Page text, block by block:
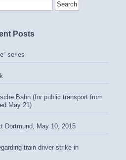
Posts
series
Bahn (for public transport from
May 21)
Dortmund, May 10, 2015
train driver strike in